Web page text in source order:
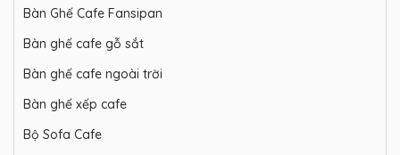
Bàn Ghế Cafe Fansipan
Bàn ghế cafe gỗ sắt
Bàn ghế cafe ngoài trời
Bàn ghế xếp cafe
Bộ Sofa Cafe